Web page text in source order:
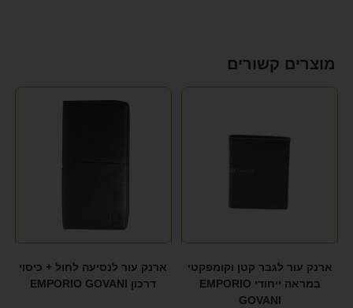
מוצרים קשורים
ארנק עור לגבר קטן וקומפקטי
במראה ייחודי EMPORIO
GOVANI
ארנק עור לנסיעה לחול + כיסוי
דרכון EMPORIO GOVANI